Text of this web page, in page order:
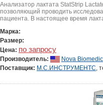
Анализатор лактата StatStrip
позволяющий проводить
пациента. В настоящее время
Марка:
Размер:
Цена: по запросу
Производитель:
Nova
Поставщик: М.С.ИНСТРУМЕНТС,